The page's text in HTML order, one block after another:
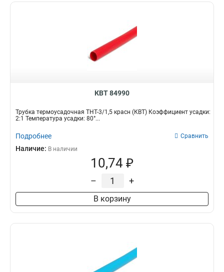
КВТ 84990
Трубка термоусадочная ТНТ-3/1,5 красн (КВТ) Коэффициент усадки:
2:1 Температура усадки: 80°...
Подробнее Сравнить
Наличие: В наличии
10,74 ₽
– +
В корзину